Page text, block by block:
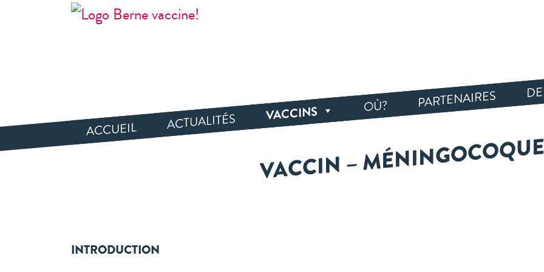
ACCUEIL ACTUALITÉS VACCINS OÙ? PARTENAIRES DE
VACCIN –
INTRODUCTION